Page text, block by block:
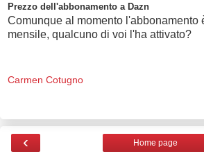
Prezzo dell'abbonamento a Dazn
Comunque al momento l'abbonamento
mensile, qualcuno di voi l'ha attivato?
Carmen Cotugno
‹ Home page